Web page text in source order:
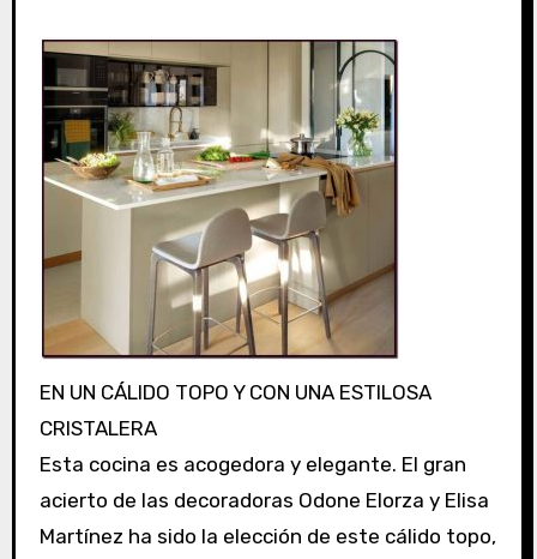
EN UN CÁLIDO TOPO Y CON UNA ESTILOSA
CRISTALERA
Esta cocina es acogedora y elegante. El gran
acierto de las decoradoras Odone Elorza y Elisa
Martínez ha sido la elección de este cálido topo,